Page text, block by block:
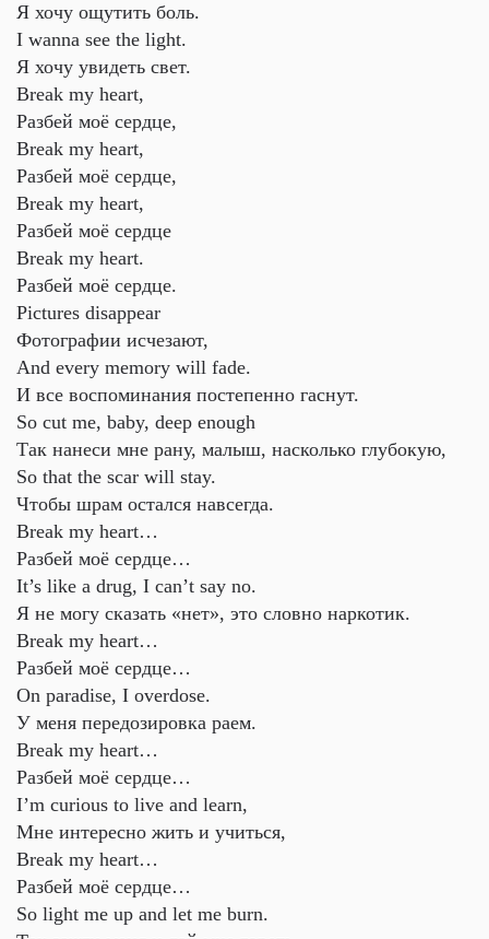
Я хочу ощутить боль.
I wanna see the light.
Я хочу увидеть свет.
Break my heart,
Разбей моё сердце,
Break my heart,
Разбей моё сердце,
Break my heart,
Разбей моё сердце
Break my heart.
Разбей моё сердце.
Pictures disappear
Фотографии исчезают,
And every memory will fade.
И все воспоминания постепенно гаснут.
So cut me, baby, deep enough
Так нанеси мне рану, малыш, насколько глубокую,
So that the scar will stay.
Чтобы шрам остался навсегда.
Break my heart…
Разбей моё сердце…
It’s like a drug, I can’t say no.
Я не могу сказать «нет», это словно наркотик.
Break my heart…
Разбей моё сердце…
On paradise, I overdose.
У меня передозировка раем.
Break my heart…
Разбей моё сердце…
I’m curious to live and learn,
Мне интересно жить и учиться,
Break my heart…
Разбей моё сердце…
So light me up and let me burn.